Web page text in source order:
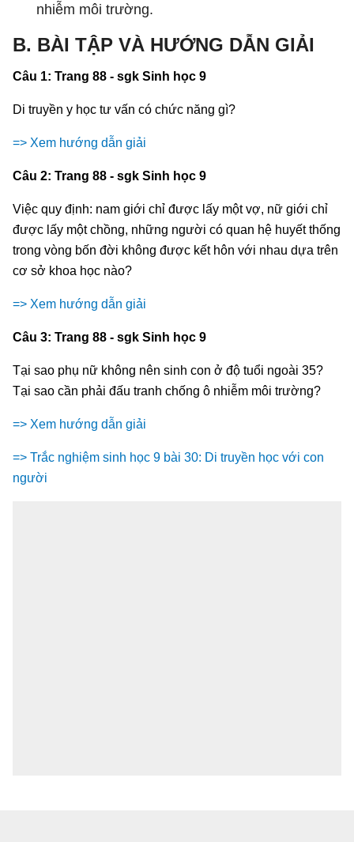
nhiễm môi trường.
B. BÀI TẬP VÀ HƯỚNG DẪN GIẢI
Câu 1: Trang 88 - sgk Sinh học 9
Di truyền y học tư vấn có chức năng gì?
=> Xem hướng dẫn giải
Câu 2: Trang 88 - sgk Sinh học 9
Việc quy định: nam giới chỉ được lấy một vợ, nữ giới chỉ
được lấy một chồng, những người có quan hệ huyết thống
trong vòng bốn đời không được kết hôn với nhau dựa trên
cơ sở khoa học nào?
=> Xem hướng dẫn giải
Câu 3: Trang 88 - sgk Sinh học 9
Tại sao phụ nữ không nên sinh con ở độ tuổi ngoài 35?
Tại sao cần phải đấu tranh chống ô nhiễm môi trường?
=> Xem hướng dẫn giải
=> Trắc nghiệm sinh học 9 bài 30: Di truyền học với con
người